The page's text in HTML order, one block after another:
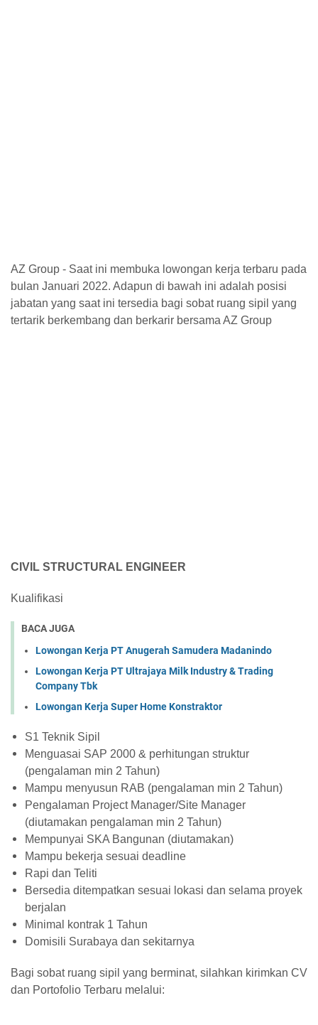
AZ Group - Saat ini membuka lowongan kerja terbaru pada
bulan Januari 2022. Adapun di bawah ini adalah posisi
jabatan yang saat ini tersedia bagi sobat ruang sipil yang
tertarik berkembang dan berkarir bersama AZ Group
CIVIL STRUCTURAL ENGINEER
Kualifikasi
BACA JUGA
Lowongan Kerja PT Anugerah Samudera Madanindo
Lowongan Kerja PT Ultrajaya Milk Industry & Trading
Company Tbk
Lowongan Kerja Super Home Konstraktor
S1 Teknik Sipil
Menguasai SAP 2000 & perhitungan struktur
(pengalaman min 2 Tahun)
Mampu menyusun RAB (pengalaman min 2 Tahun)
Pengalaman Project Manager/Site Manager
(diutamakan pengalaman min 2 Tahun)
Mempunyai SKA Bangunan (diutamakan)
Mampu bekerja sesuai deadline
Rapi dan Teliti
Bersedia ditempatkan sesuai lokasi dan selama proyek
berjalan
Minimal kontrak 1 Tahun
Domisili Surabaya dan sekitarnya
Bagi sobat ruang sipil yang berminat, silahkan kirimkan CV
dan Portofolio Terbaru melalui: